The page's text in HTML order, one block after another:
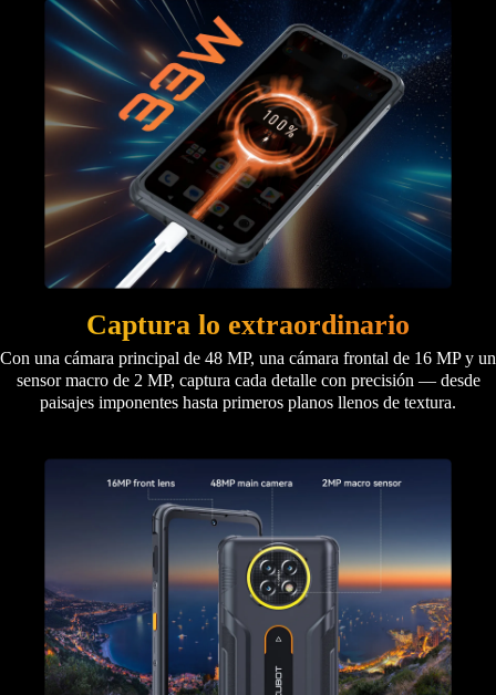
Captura lo extraordinario
Con una cámara principal de 48 MP, una cámara frontal de 16 MP y un
sensor macro de 2 MP, captura cada detalle con precisión — desde
paisajes imponentes hasta primeros planos llenos de textura.